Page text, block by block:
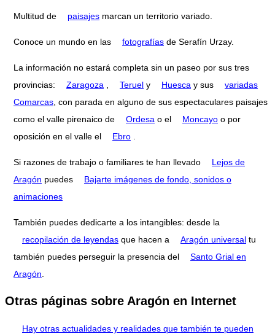
Multitud de paisajes marcan un territorio variado.
Conoce un mundo en las fotografías de Serafín Urzay.
La información no estará completa sin un paseo por sus tres
provincias:
Zaragoza Teruel y Huesca y sus
variadas
Comarcas , con parada en alguno de sus espectaculares paisajes
como el valle pirenaico de
Ordesa o el Moncayo o por
oposición en el valle el
Ebro
Si razones de trabajo o familiares te han llevado
Lejos de
Aragón puedes
Bajarte imágenes de fondo, sonidos o
animaciones
También puedes dedicarte a los intangibles: desde la
recopilación de leyendas que hacen a Aragón universal tu
también puedes perseguir la presencia del
Santo Grial en
Aragón
Otras páginas sobre Aragón en Internet
Hay otras actualidades y realidades que también te pueden